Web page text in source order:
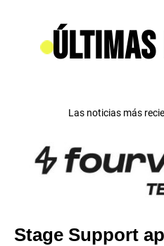
Las noticias más
Stage Support